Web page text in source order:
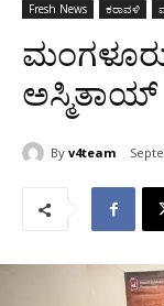
Fresh News ಕರಾವಳಿ
ಅಸ್ಮಿತಾಯ್
By v4team